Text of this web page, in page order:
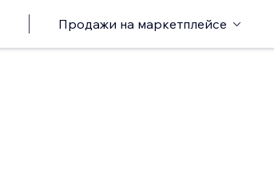
Продажи на маркетплейсе